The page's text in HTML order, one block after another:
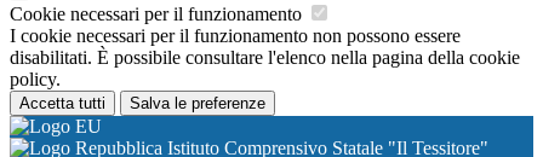
Cookie necessari per il funzionamento
I cookie necessari per il funzionamento non possono essere
disabilitati. È possibile consultare l'elenco nella pagina della cookie
policy.
Accetta tutti Salva le preferenze
Istituto Comprensivo Statale "Il Tessitore"